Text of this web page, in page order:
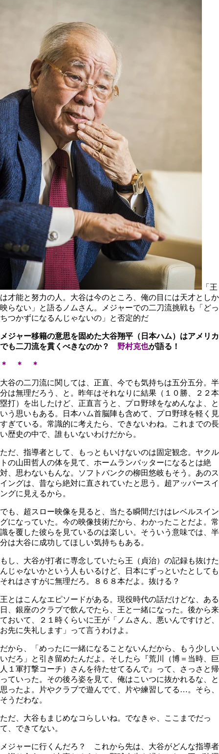
「王
は才能と努力の人。大谷は今のところ、俺の目には天才としか
映らない」と語るノムさん。メジャーでの二刀流挑戦も「どっ
ちつかずになるんじゃないの」と否定的だ
メジャー移籍の意思を固めた大谷翔平（日本ハム）はアメリカ
でも二刀流を貫くべきなのか？ 野村克也が語る！
＊ ＊ ＊
大谷の二刀流に関しては、正直、今でも気持ちは五分五分。半
分は無理だろう、と。昨年はそれなりに結果（１０勝、２２本
塁打）を出したけど、正直言うと、プロ野球をなめんなよ、と
いう思いもある。日本ハム首脳陣も含めて、プロ野球を軽く見
すぎている。常識的に考えたら、できないわね。これまでの長
い歴史の中で、誰もいないわけだから。
ただ、指導者として、もっともいけないのは固定観念。ヤクル
トの山田哲人の体を見て、ホームランバッターになるとは絶
対、思わないもんな。ソフトバンクの柳田悠岐もそう。あのス
イングは、昔なら絶対に直されていたと思う。超アッパースイ
ングに見えるから。
でも、超スロー映像を見ると、当たる瞬間だけはレベルスイン
グになっていた。今の映像技術だから、わかったことだよ。常
識を覆した彼らを見ているのは楽しい。そういう意味では、半
分は大谷に成功してほしい気持ちもある。
もし、大谷が打者に専念していたら王（貞治）の記録も抜けた
んじゃないかという人もいるけど、日本にずっといたとしても
それはさすがに無理だろ。８６８本だよ。抜ける？
王とはこんなエピソードがある。現役時代の話だけどな、ある
日、銀座のクラブで飲んでたら、王と一緒になった。後から来
ておいて、２１時くらいに王が「ノムさん、悪いんですけど、
お先に失礼します」って言うわけよ。
だから、「めったに一緒になることないんだから、もう少しい
いだろ」と引き留めたんだよ。そしたら『荒川（博＝当時、巨
人１軍打撃コーチ）さんを待たせてるんで』って、さっさと帰
っていった。その後ろ姿を見て、俺はこいつに抜かれるな、と
思ったよ。片やクラブで遊んでて、片や練習してる…。そら、
そうだわな。
ただ、大谷もまじめなコらしいね。でなきゃ、ここまでだっ
て、できてない。
メジャーに行くんだろ？ これから先は、大谷がどんな指導者